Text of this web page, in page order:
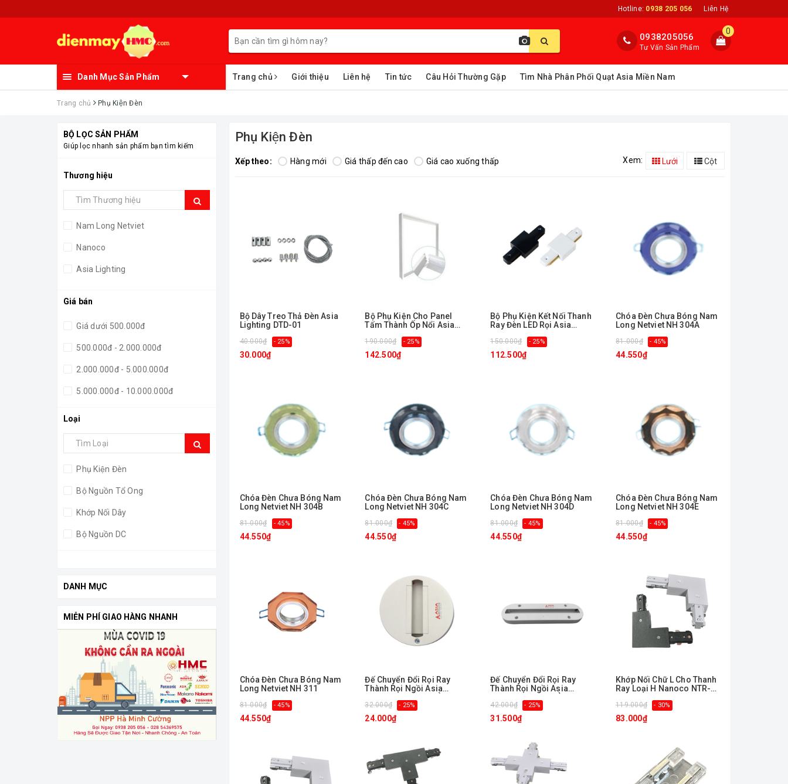
Hotline: 0938 205 056 Liên Hệ
0
0938205056
Tư Vấn Sản Phẩm
Danh Mục Sản Phẩm Trang chủ Giới thiệu Liên hệ Tin tức Câu Hỏi Thường Gặp Tìm Nhà Phân Phối Quạt Asia Miền Nam
Trang chủ Phụ Kiện Đèn
BỘ LỌC SẢN PHẨM
Giúp lọc nhanh sản phẩm bạn tìm kiếm
Thương hiệu
Nam Long Netviet
Nanoco
Asia Lighting
Giá bán
Giá dưới 500.000đ
500.000đ - 2.000.000đ
2.000.000đ - 5.000.000đ
5.000.000đ - 10.000.000đ
Loại
Phụ Kiện Đèn
Bộ Nguồn Tổ Ong
Khớp Nối Dây
Bộ Nguồn DC
Khớp Nối Giữa
Nẹp Gắn Tường
Đế Gắn
Nắp Chụp
Bộ Nguồn Cho Đèn
DANH MỤC
MIỄN PHÍ GIAO HÀNG NHANH
Phụ Kiện Đèn
Xếp theo: Hàng mới Giá thấp đến cao Giá cao xuống thấp Xem: Lưới Cột
Bộ Dây Treo Thả Đèn Asia
Lighting DTD-01
40.000₫ - 25%
30.000₫
Bộ Phụ Kiện Cho Panel
Tấm Thành Ốp Nổi Asia
190.000₫ - 25%
142.500₫
Bộ Phụ Kiện Kết Nối Thanh
Ray Đèn LED Rọi Asia
150.000₫ - 25%
112.500₫
Chóa Đèn Chưa Bóng Nam
Long Netviet NH 304A
81.000₫ - 45%
44.550₫
Chóa Đèn Chưa Bóng Nam
Long Netviet NH 304B
81.000₫ - 45%
44.550₫
Chóa Đèn Chưa Bóng Nam
Long Netviet NH 304C
81.000₫ - 45%
44.550₫
Chóa Đèn Chưa Bóng Nam
Long Netviet NH 304D
81.000₫ - 45%
44.550₫
Chóa Đèn Chưa Bóng Nam
Long Netviet NH 304E
81.000₫ - 45%
44.550₫
Chóa Đèn Chưa Bóng Nam
Long Netviet NH 311
81.000₫ - 45%
44.550₫
Đế Chuyển Đổi Rọi Ray
Thành Rọi Ngồi Asia
32.000₫ - 25%
24.000₫
Đế Chuyển Đổi Rọi Ray
Thành Rọi Ngồi Asia
42.000₫ - 25%
31.500₫
Khớp Nối Chữ L Cho Thanh
Ray Loại H Nanoco NTR-
119.000₫ - 30%
83.000₫